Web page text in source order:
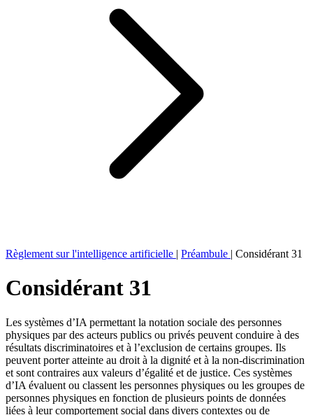
Règlement sur l'intelligence artificielle | Préambule | Considérant 31
Considérant 31
Les systèmes d’IA permettant la notation sociale des personnes
physiques par des acteurs publics ou privés peuvent conduire à des
résultats discriminatoires et à l’exclusion de certains groupes. Ils
peuvent porter atteinte au droit à la dignité et à la non-discrimination
et sont contraires aux valeurs d’égalité et de justice. Ces systèmes
d’IA évaluent ou classent les personnes physiques ou les groupes de
personnes physiques en fonction de plusieurs points de données
liées à leur comportement social dans divers contextes ou de